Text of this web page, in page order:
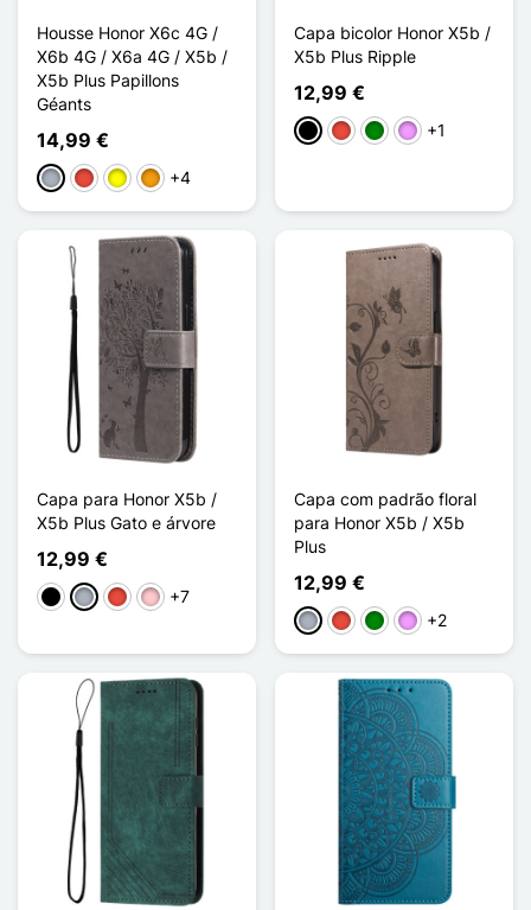
Housse Honor X6c 4G /
X6b 4G / X6a 4G / X5b /
X5b Plus Papillons
Géants
14,99 €
CinzentoVermelho
AmareloLaranja
+4
Capa bicolor Honor X5b /
X5b Plus Ripple
12,99 €
PretoVermelho
VerdeVioleta ligeira
+1
Capa para Honor X5b /
X5b Plus Gato e árvore
12,99 €
PretoCinzentoVermelho
Rosa+7
Capa com padrão floral
para Honor X5b / X5b
Plus
12,99 €
CinzentoVermelho
VerdeVioleta ligeira
+2